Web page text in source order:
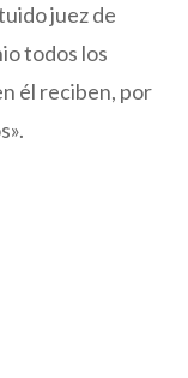
juez de
todos los
él reciben, por